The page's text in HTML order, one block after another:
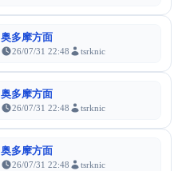
奥多摩方面
26/07/31 22:48 tsrknic
奥多摩方面
26/07/31 22:48 tsrknic
奥多摩方面
26/07/31 22:48 tsrknic